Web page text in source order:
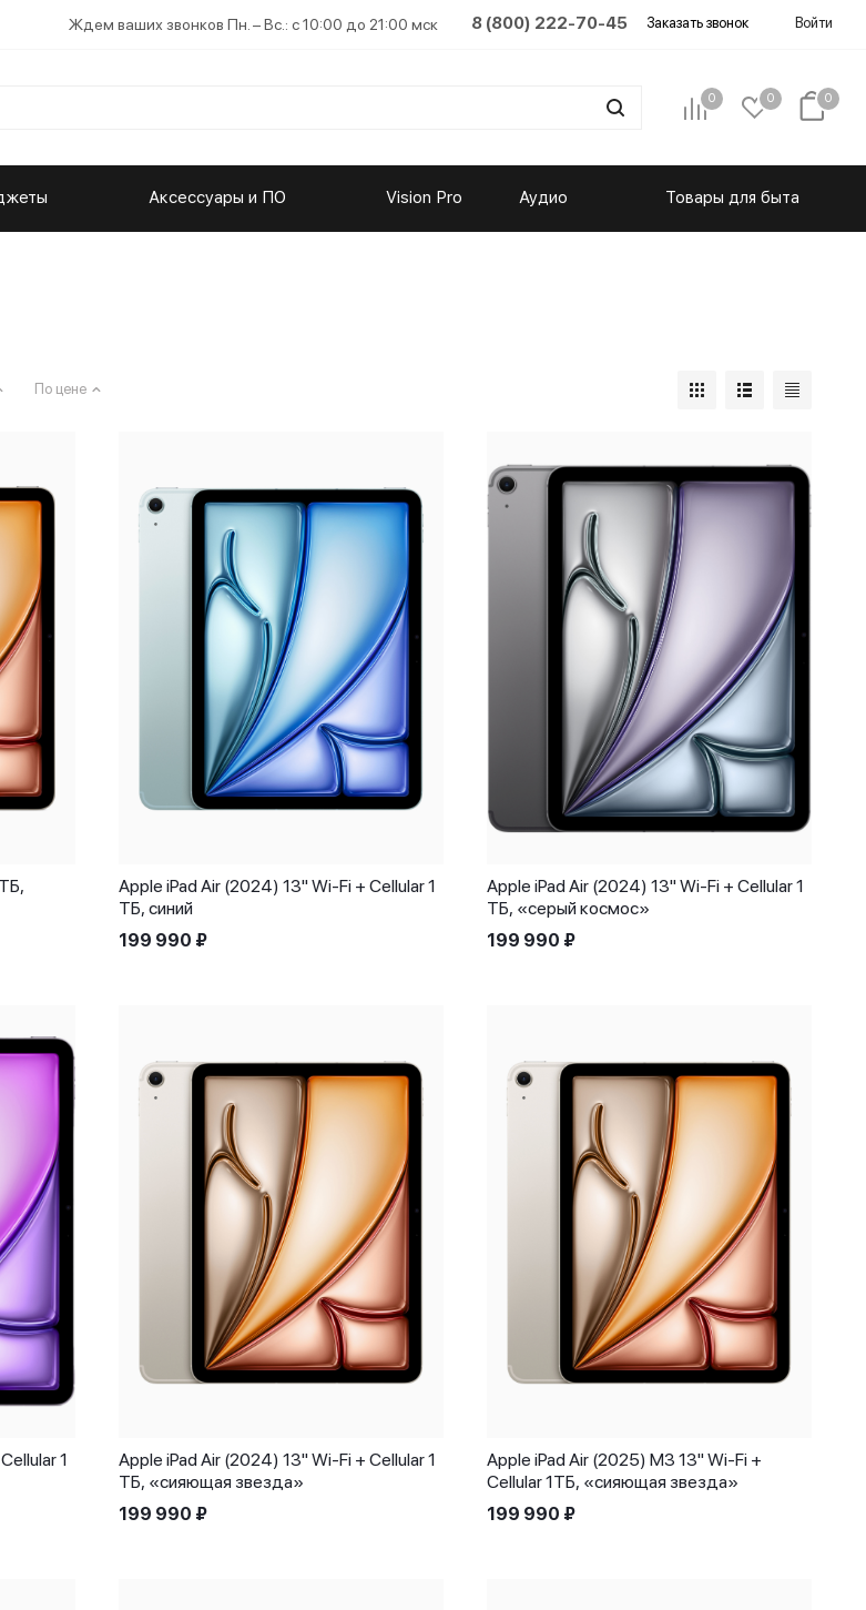
Войти
8 (800) 222-70-45 Заказать звонок
Ждем ваших звонков Пн. – Вс.: с 10:00 до 21:00 мск
0 0 0
Аксессуары и ПО Vision Pro Аудио Товары для быта
По цене
Apple iPad Air (2024) 13" Wi-Fi + Cellular 1
ТБ, синий
199 990 ₽
Apple iPad Air (2024) 13" Wi-Fi + Cellular 1
ТБ, «серый космос»
199 990 ₽
1
Apple iPad Air (2024) 13" Wi-Fi + Cellular 1
ТБ, «сияющая звезда»
199 990 ₽
Apple iPad Air (2025) M3 13" Wi-Fi +
Cellular 1ТБ, «сияющая звезда»
199 990 ₽